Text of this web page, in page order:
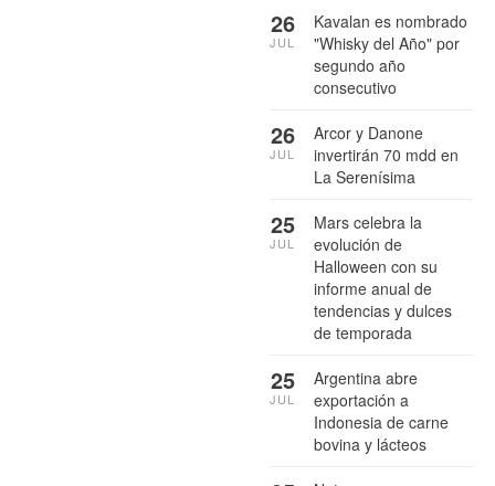
Kavalan es nombrado
"Whisky del Año" por
segundo año
consecutivo
26
JUL
Arcor y Danone
invertirán 70 mdd en
La Serenísima
26
JUL
Mars celebra la
evolución de
Halloween con su
informe anual de
tendencias y dulces
de temporada
25
JUL
Argentina abre
exportación a
Indonesia de carne
bovina y lácteos
25
JUL